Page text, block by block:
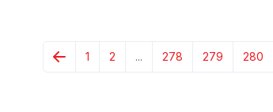
1 2 ... 278 279 280